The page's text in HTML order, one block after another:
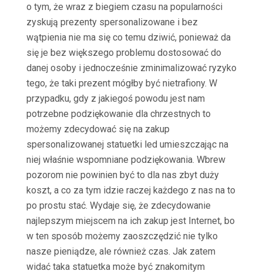
o tym, że wraz z biegiem czasu na popularności
zyskują prezenty spersonalizowane i bez
wątpienia nie ma się co temu dziwić, ponieważ da
się je bez większego problemu dostosować do
danej osoby i jednocześnie zminimalizować ryzyko
tego, że taki prezent mógłby być nietrafiony. W
przypadku, gdy z jakiegoś powodu jest nam
potrzebne podziękowanie dla chrzestnych to
możemy zdecydować się na zakup
spersonalizowanej statuetki led umieszczając na
niej właśnie wspomniane podziękowania. Wbrew
pozorom nie powinien być to dla nas zbyt duży
koszt, a co za tym idzie raczej każdego z nas na to
po prostu stać. Wydaje się, że zdecydowanie
najlepszym miejscem na ich zakup jest Internet, bo
w ten sposób możemy zaoszczędzić nie tylko
nasze pieniądze, ale również czas. Jak zatem
widać taka statuetka może być znakomitym